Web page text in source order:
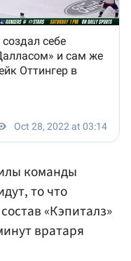
команды
то что
«Кэпиталз»
вратаря